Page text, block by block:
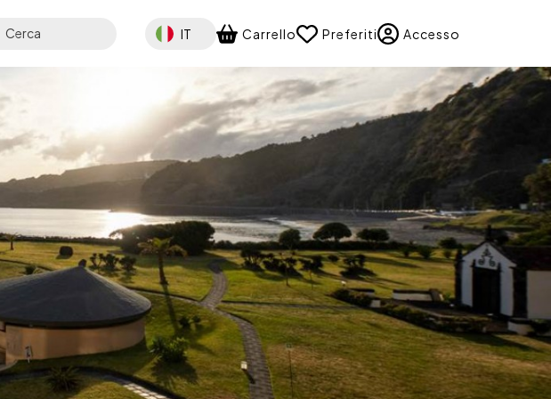
Cerca Select your language
IT Carrello Preferiti Accesso